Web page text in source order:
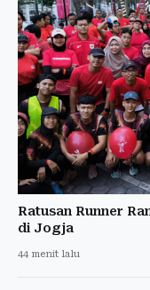
Ratusan Runner
di Jogja
44 menit lalu